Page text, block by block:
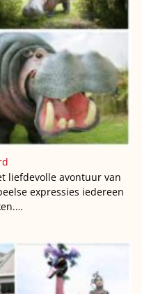
liefdevolle avontuur van
expressies iedereen